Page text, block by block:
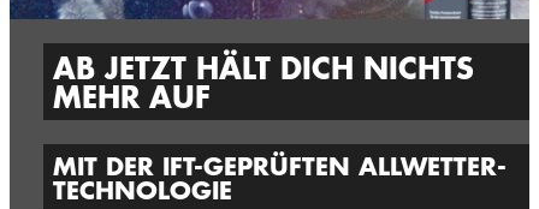
AB JETZT HÄLT DICH NICHTS
MEHR AUF
MIT DER IFT-GEPRÜFTEN ALLWETTER-
TECHNOLOGIE